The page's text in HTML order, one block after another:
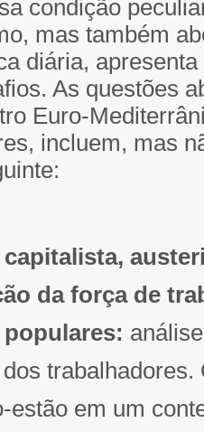
condição
mas também
diária,
As questões
Euro-
incluem, mas
da força de
trabalhadores.
estão em um